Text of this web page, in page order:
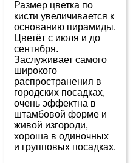
Размер цветка по
кисти увеличивается к
основанию пирамиды.
Цветёт с июля и до
сентября.
Заслуживает самого
широкого
распространения в
городских посадках,
очень эффектна в
штамбовой форме и
живой изгороди,
хороша в одиночных
и групповых посадках.